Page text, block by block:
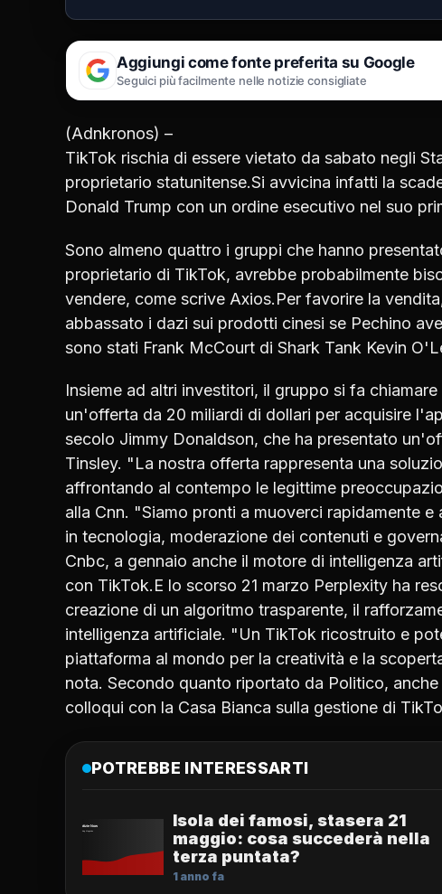
Aggiungi come fonte preferita su Google
Seguici più facilmente nelle notizie consigliate
(Adnkronos) –
TikTok rischia di essere vietato da sabato negli
proprietario statunitense.Si avvicina infatti la
Donald Trump con un ordine esecutivo nel suo
Sono almeno quattro i gruppi che hanno
proprietario di TikTok, avrebbe probabilmente
vendere, come scrive Axios.Per favorire la
abbassato i dazi sui prodotti cinesi se Pechino
sono stati Frank McCourt di Shark Tank Kevin
Insieme ad altri investitori, il gruppo si fa
un'offerta da 20 miliardi di dollari per acquisire
secolo Jimmy Donaldson, che ha presentato
Tinsley. "La nostra offerta rappresenta una
affrontando al contempo le legittime
alla Cnn. "Siamo pronti a muoverci rapidamente
in tecnologia, moderazione dei contenuti e
Cnbc, a gennaio anche il motore di intelligenza
con TikTok.E lo scorso 21 marzo Perplexity ha
creazione di un algoritmo trasparente, il
intelligenza artificiale. "Un TikTok ricostruito e
piattaforma al mondo per la creatività e la
nota. Secondo quanto riportato da Politico,
colloqui con la Casa Bianca sulla gestione di
POTREBBE INTERESSARTI
Isola dei famosi, stasera 21
maggio: cosa succederà nella
terza puntata?
1 anno fa